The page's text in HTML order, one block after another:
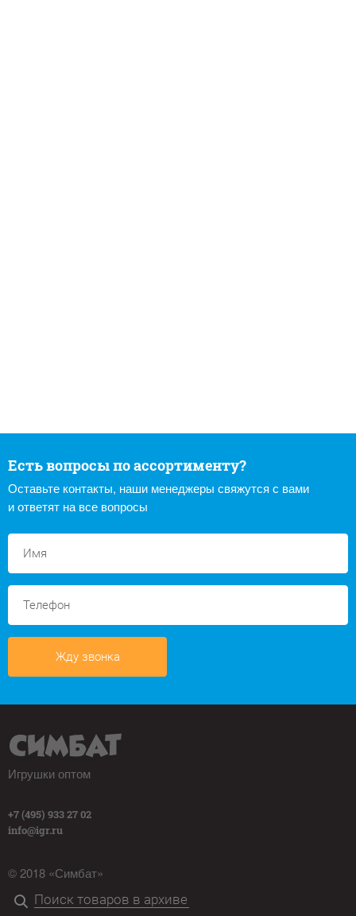
Есть вопросы по ассортименту?
Оставьте контакты, наши менеджеры свяжутся с вами
и ответят на все вопросы
Жду звонка
Игрушки оптом
+7 (495) 933 27 02
info@igr.ru
© 2018 «Симбат»